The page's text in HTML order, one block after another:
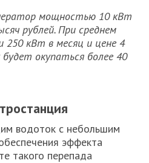
мощностью 10 кВт
рублей. При среднем
250 кВт в месяц и цене 4
окупаться более 40
водоток с небольшим
эффекта
такого перепада